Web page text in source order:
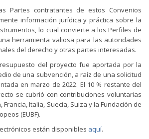
Partes contratantes de estos Convenios
información jurídica y práctica sobre la
lo cual convierte a los Perfiles de
herramienta valiosa para las autoridades
del derecho y otras partes interesadas.
del proyecto fue aportada por la
de una subvención, a raíz de una solicitud
en marzo de 2022. El 10 % restante del
se cubrió con contribuciones voluntarias
Francia, Italia, Suecia, Suiza y la Fundación de
(EUBF).
están disponibles aquí.